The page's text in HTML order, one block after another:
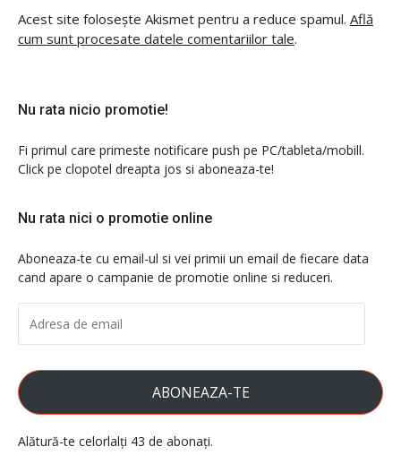
Acest site folosește Akismet pentru a reduce spamul. Află
cum sunt procesate datele comentariilor tale.
Nu rata nicio promotie!
Fi primul care primeste notificare push pe PC/tableta/mobill.
Click pe clopotel dreapta jos si aboneaza-te!
Nu rata nici o promotie online
Aboneaza-te cu email-ul si vei primii un email de fiecare data
cand apare o campanie de promotie online si reduceri.
DE
EMAIL
ABONEAZA-TE
Alătură-te celorlalți 43 de abonați.